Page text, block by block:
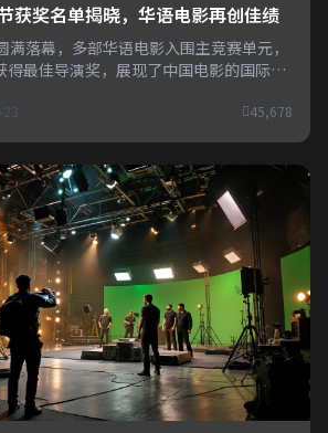
获奖名单揭晓，华语电影再创佳绩
满落幕，多部华语电影入围主竞赛单元，
得最佳导演奖，展现了中国电影的国际影
45,678